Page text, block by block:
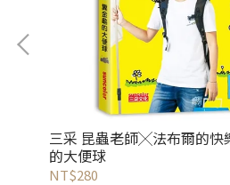
三采 昆蟲老師╳法布爾的快
的大便球
NT$280